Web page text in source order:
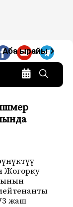
—
Аба ырайы
Жогорку
жаш